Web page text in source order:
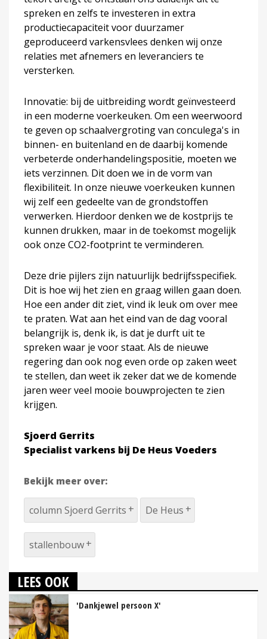
spreken en zelfs te investeren in extra
productiecapaciteit voor duurzamer
geproduceerd varkensvlees denken wij onze
relaties met afnemers en leveranciers te
versterken.
Innovatie: bij de uitbreiding wordt geïnvesteerd
in een moderne voerkeuken. Om een weerwoord
te geven op schaalvergroting van conculega's in
binnen- en buitenland en de daarbij komende
verbeterde onderhandelingspositie, moeten we
iets verzinnen. Dit doen we in de vorm van
flexibiliteit. In onze nieuwe voerkeuken kunnen
wij zelf een gedeelte van de grondstoffen
verwerken. Hierdoor denken we de kostprijs te
kunnen drukken, maar in de toekomst mogelijk
ook onze CO2-footprint te verminderen.
Deze drie pijlers zijn natuurlijk bedrijfsspecifiek.
Dit is hoe wij het zien en graag willen gaan doen.
Hoe een ander dit ziet, vind ik leuk om over mee
te praten. Wat aan het eind van de dag vooral
belangrijk is, denk ik, is dat je durft uit te
spreken waar je voor staat. Als de nieuwe
regering dan ook nog even orde op zaken weet
te stellen, dan weet ik zeker dat we de komende
jaren weer veel mooie bouwprojecten te zien
krijgen.
Sjoerd Gerrits
Specialist varkens bij De Heus Voeders
Bekijk meer over:
column Sjoerd Gerrits De Heus
stallenbouw
LEES OOK
'Dankjewel persoon X'